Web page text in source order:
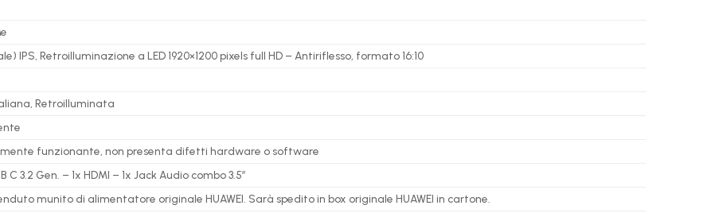
IPS, Retroilluminazione a LED 1920×1200 pixels full HD – Antiriflesso, formato 16:10
Retroilluminata
funzionante, non presenta difetti hardware o software
C 3.2 Gen. – 1x HDMI – 1x Jack Audio combo 3.5″
munito di alimentatore originale HUAWEI. Sarà spedito in box originale HUAWEI in cartone.